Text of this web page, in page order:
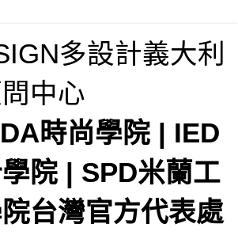
多設計義大利
中心
時尚學院 | IED
院 | SPD米蘭工
台灣官方代表處